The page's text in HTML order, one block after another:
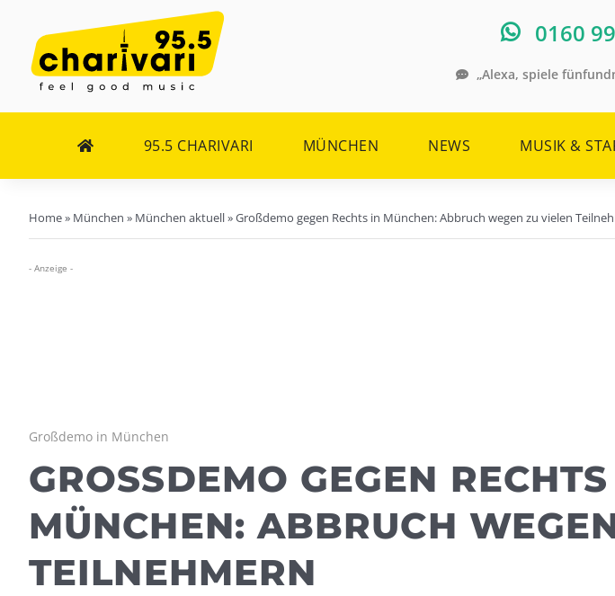
Inhalt
springen
0160
„Alexa, spiele
95.5 CHARIVARI MÜNCHEN NEWS MUSIK &
Home» München » München aktuell»Großdemo gegen Rechts in München: Abbruch wegen zu vielen
- Anzeige -
Großdemo in München
GROSSDEMO GEGEN RECHTS
ÜNCHEN: ABBRUCH WEGEN
EILNEHMERN